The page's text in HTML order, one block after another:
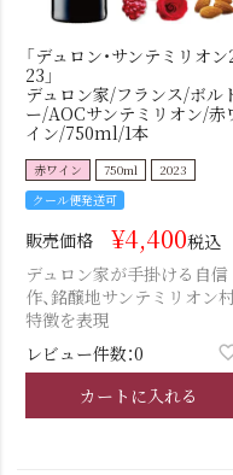
「デュロン・サンテミリオ
23」
デュロン家/フランス/ボル
ー/AOCサンテミリオン/赤
イン/750ml/1本
赤ワイン 750ml
2023
クール便発送可
販売価格 ¥4,400税込
デュロン家が手掛ける自信
作、銘醸地サンテミリオン
特徴を表現
レビュー件数：0
カートに入れる